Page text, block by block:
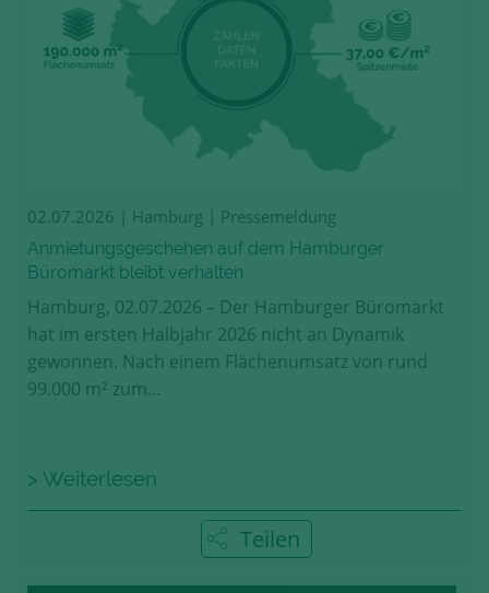
02.07.2026 | Hamburg | Pressemeldung
Anmietungsgeschehen auf dem Hamburger
Büromarkt bleibt verhalten
Hamburg, 02.07.2026 – Der Hamburger Büromarkt
hat im ersten Halbjahr 2026 nicht an Dynamik
gewonnen. Nach einem Flächenumsatz von rund
99.000 m² zum…
> Weiterlesen
Teilen